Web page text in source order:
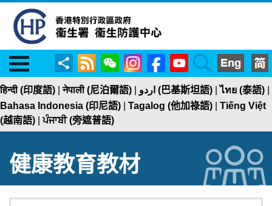
Menu
分
享
RSS WeChatInstagramFacebookYouTubeSearch
हिन्दी (印度語) |नेपाली (尼泊爾語) اردو (巴基斯坦語) |ไทย (泰語)
Bahasa Indonesia (印尼語)
Tagalog (他加祿語)
Tiếng Việt
(越南語) |ਪੰਜਾਬੀ (旁遮普語)
健康教育教材